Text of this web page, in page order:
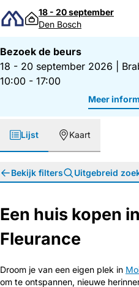
Direct naar inhoud
18 - 20 september
Den Bosch
Bezoek de beurs
18 - 20 september 2026
10:00 - 17:00
Meer
Lijst Kaart
Bekijk filters Uitgebreid
Een huis kopen
Fleurance
Droom je van een eigen plek in
om te ontspannen, nieuwe